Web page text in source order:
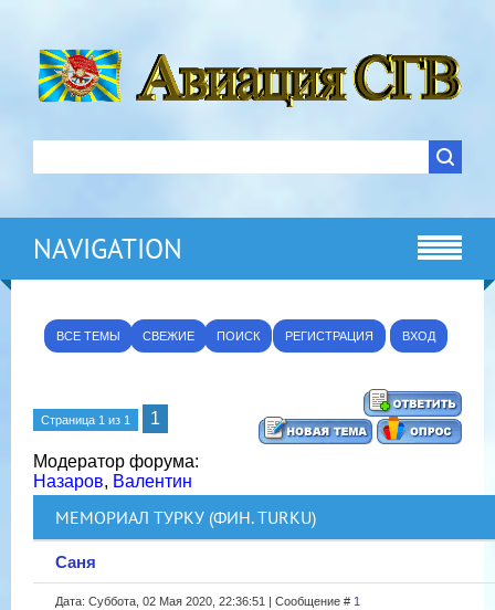
NAVIGATION
ВСЕ ТЕМЫ СВЕЖИЕ ПОИСК РЕГИСТРАЦИЯ ВХОД
Страница 1 из 1 1
Модератор форума:
Назаров, Валентин
МЕМОРИАЛ ТУРКУ (ФИН. TURKU)
Саня
Дата: Суббота, 02 Мая 2020, 22:36:51 | Сообщение # 1